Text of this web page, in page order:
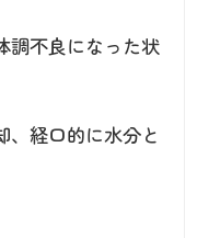
調不良になった状
、経口的に水分と